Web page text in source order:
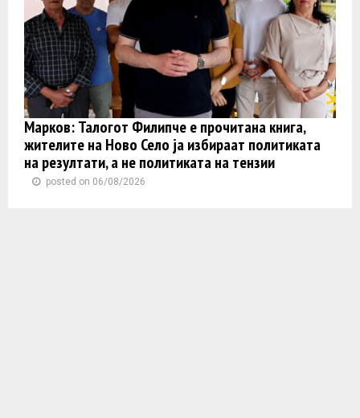
Марков: Талогот Филипче е прочитана книга,
жителите на Ново Село ја избираат политиката
на резултати, а не политиката на тензии
posted on 06/08/2026